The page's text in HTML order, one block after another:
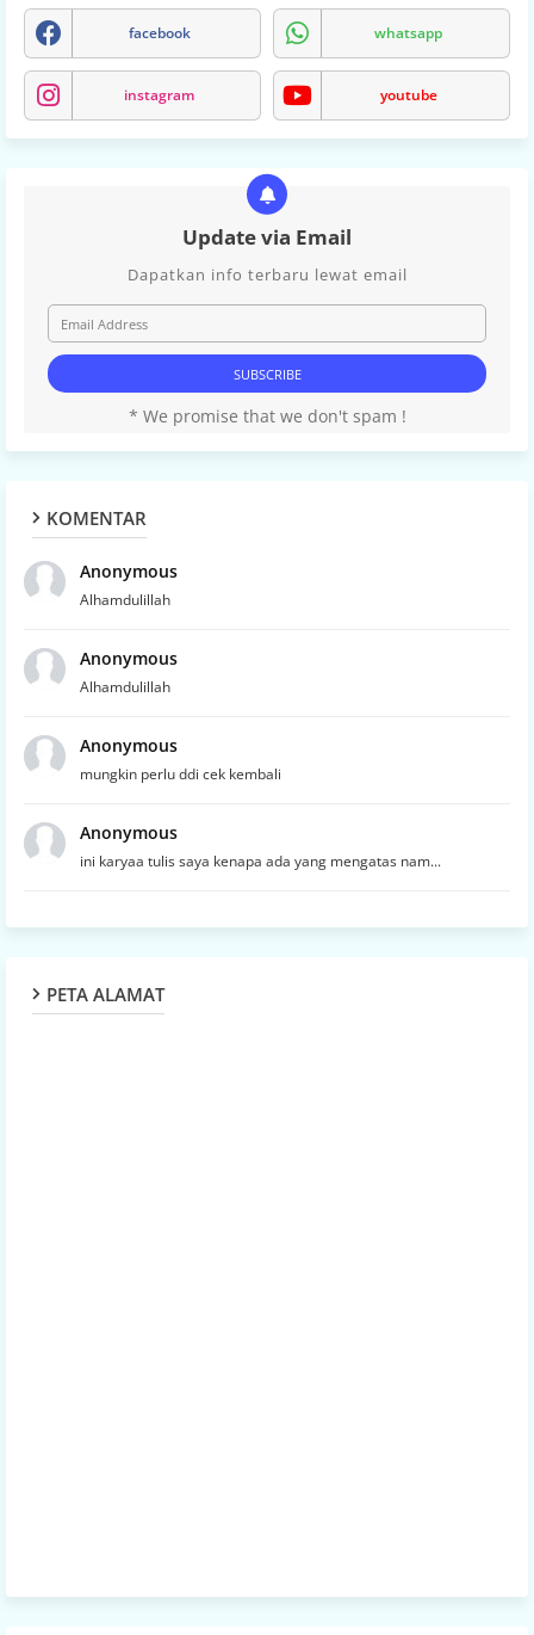
facebook whatsapp
instagram youtube
Update via Email
Dapatkan info terbaru lewat email
* We promise that we don't spam !
KOMENTAR
Anonymous
Alhamdulillah
Anonymous
Alhamdulillah
Anonymous
mungkin perlu ddi cek kembali
Anonymous
ini karyaa tulis saya kenapa ada yang mengatas nam...
PETA ALAMAT